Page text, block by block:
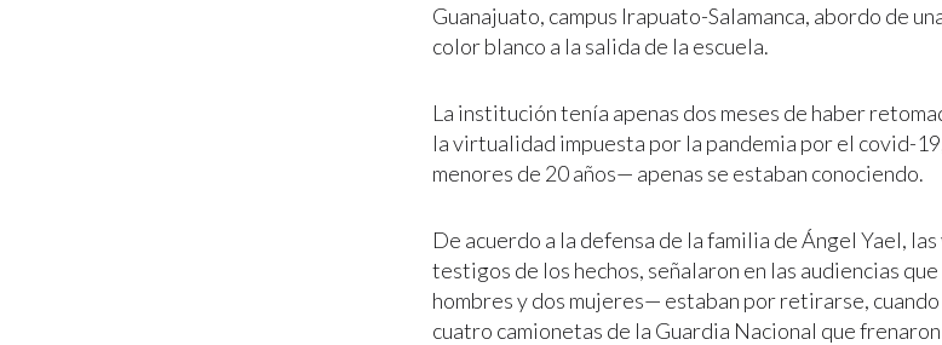
Guanajuato, campus Irapuato-Salamanca, abordo de
color blanco a la salida de la escuela.
La institución tenía apenas dos meses de haber
la virtualidad impuesta por la pandemia por el covid-
menores de 20 años— apenas se estaban conociendo.
De acuerdo a la defensa de la familia de Ángel Yael,
testigos de los hechos, señalaron en las audiencias
hombres y dos mujeres— estaban por retirarse,
cuatro camionetas de la Guardia Nacional que